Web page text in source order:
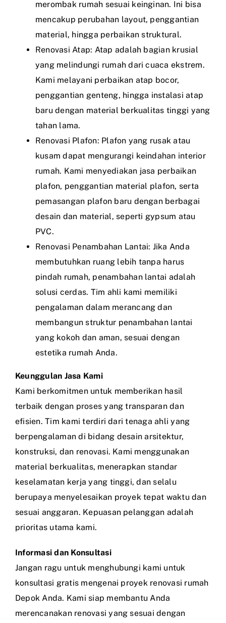
merombak rumah sesuai keinginan. Ini bisa
mencakup perubahan layout, penggantian
material, hingga perbaikan struktural.
Renovasi Atap: Atap adalah bagian krusial
yang melindungi rumah dari cuaca ekstrem.
Kami melayani perbaikan atap bocor,
penggantian genteng, hingga instalasi atap
baru dengan material berkualitas tinggi yang
tahan lama.
Renovasi Plafon: Plafon yang rusak atau
kusam dapat mengurangi keindahan interior
rumah. Kami menyediakan jasa perbaikan
plafon, penggantian material plafon, serta
pemasangan plafon baru dengan berbagai
desain dan material, seperti gypsum atau
PVC.
Renovasi Penambahan Lantai: Jika Anda
membutuhkan ruang lebih tanpa harus
pindah rumah, penambahan lantai adalah
solusi cerdas. Tim ahli kami memiliki
pengalaman dalam merancang dan
membangun struktur penambahan lantai
yang kokoh dan aman, sesuai dengan
estetika rumah Anda.
Keunggulan Jasa Kami
Kami berkomitmen untuk memberikan hasil
terbaik dengan proses yang transparan dan
efisien. Tim kami terdiri dari tenaga ahli yang
berpengalaman di bidang desain arsitektur,
konstruksi, dan renovasi. Kami menggunakan
material berkualitas, menerapkan standar
keselamatan kerja yang tinggi, dan selalu
berupaya menyelesaikan proyek tepat waktu dan
sesuai anggaran. Kepuasan pelanggan adalah
prioritas utama kami.
Informasi dan Konsultasi
Jangan ragu untuk menghubungi kami untuk
konsultasi gratis mengenai proyek renovasi rumah
Depok Anda. Kami siap membantu Anda
merencanakan renovasi yang sesuai dengan